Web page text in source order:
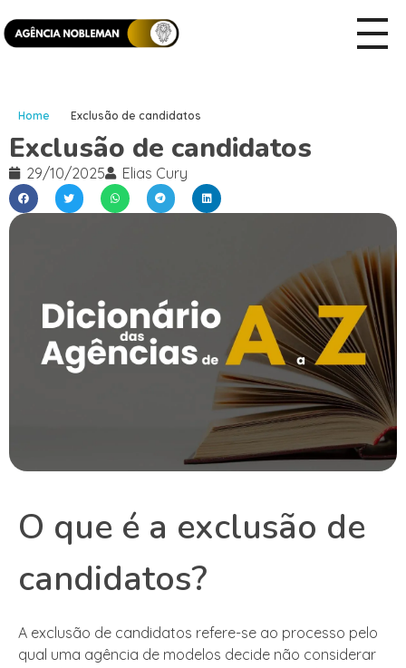
Home Exclusão de candidatos
Exclusão de candidatos
29/10/2025 Elias Cury
O que é a exclusão de
candidatos?
A exclusão de candidatos refere-se ao processo pelo
qual uma agência de modelos decide não considerar